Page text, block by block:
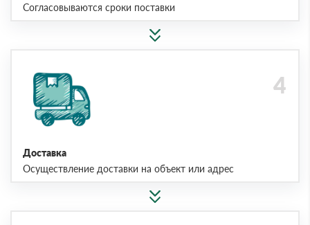
Согласовываются сроки поставки
Доставка
Осуществление доставки на объект или адрес